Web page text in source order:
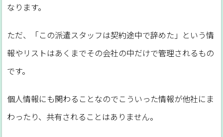
なります。
ただ、「この派遣スタッフは契約途中で辞めた」という情
報やリストはあくまでその会社の中だけで管理されるもの
です。
個人情報にも関わることなのでこういった情報が他社にま
わったり、共有されることはありません。